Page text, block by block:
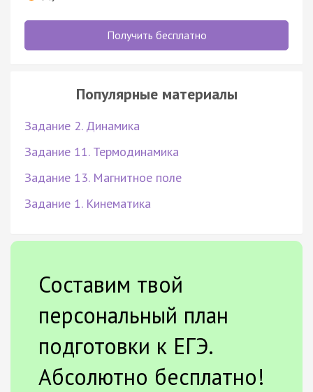
Получить бесплатно
Популярные материалы
Задание 2. Динамика
Задание 11. Термодинамика
Задание 13. Магнитное поле
Задание 1. Кинематика
Составим твой
персональный план
подготовки к ЕГЭ.
Абсолютно бесплатно!